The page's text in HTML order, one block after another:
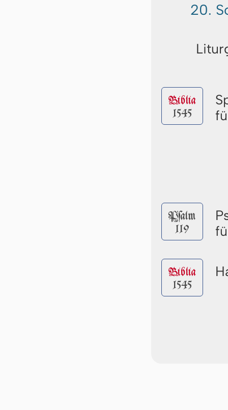
20.
Biblia
1545
Pſalm
119
Biblia
1545